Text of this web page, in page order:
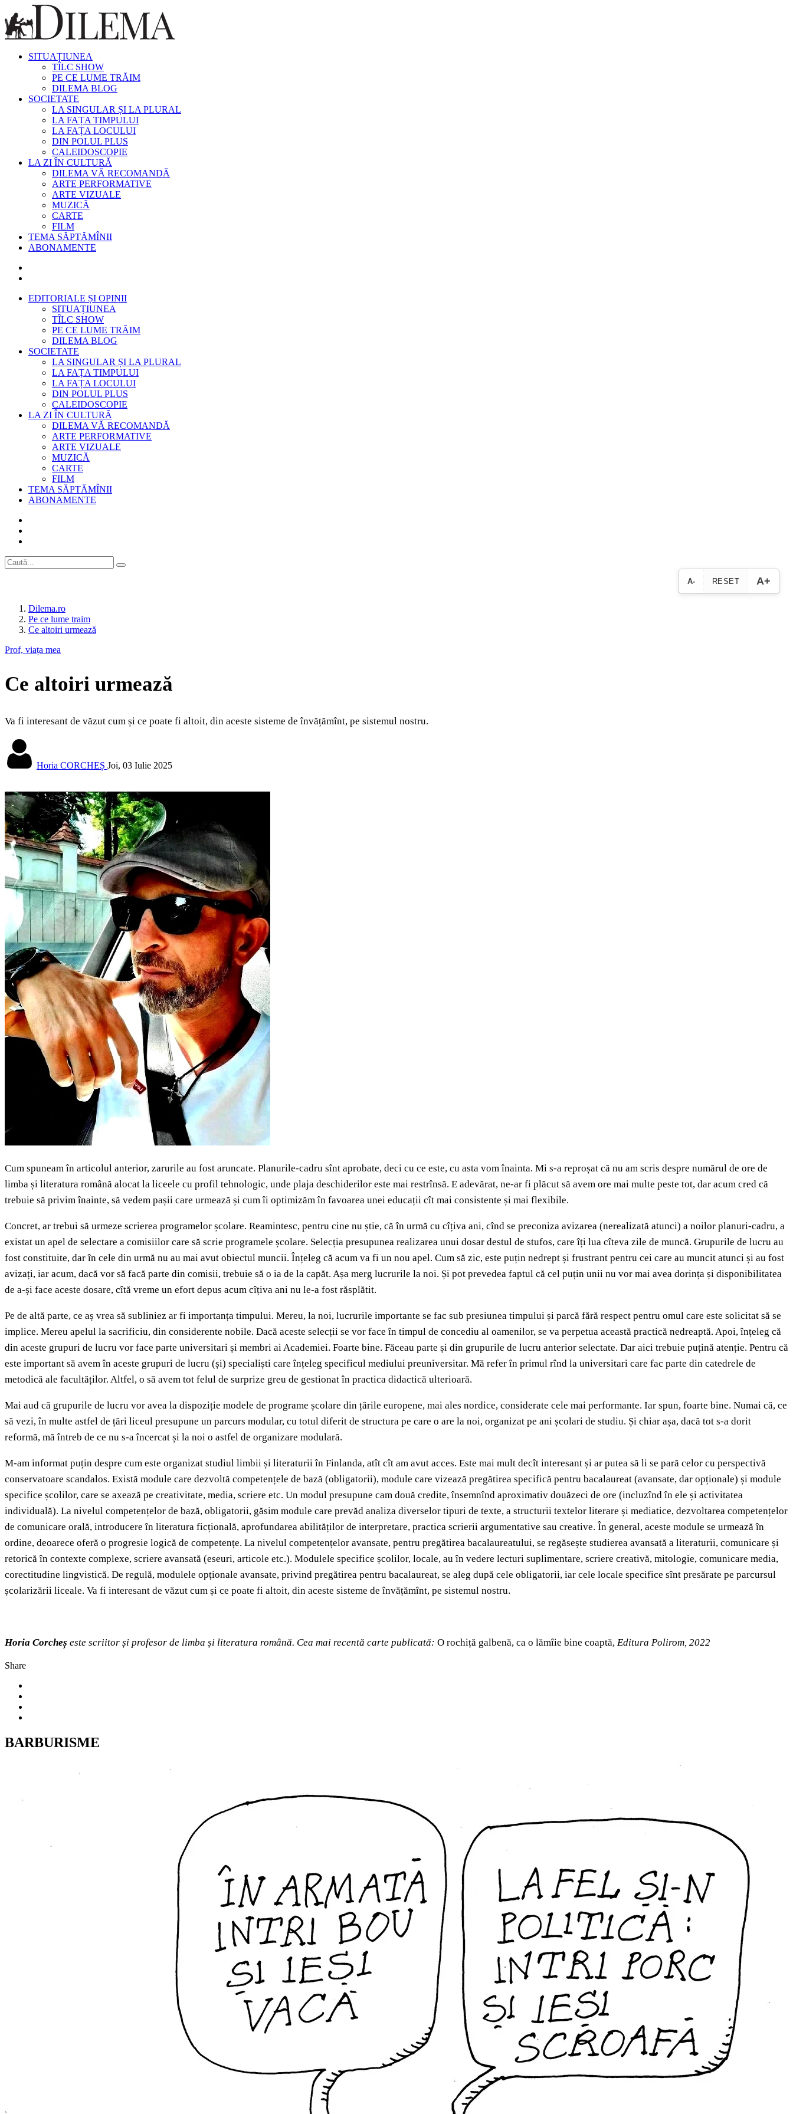
SITUAȚIUNEA
TÎLC SHOW
PE CE LUME TRĂIM
DILEMA BLOG
SOCIETATE
LA SINGULAR ȘI LA PLURAL
LA FAȚA TIMPULUI
LA FAȚA LOCULUI
DIN POLUL PLUS
CALEIDOSCOPIE
LA ZI ÎN CULTURĂ
DILEMA VĂ RECOMANDĂ
ARTE PERFORMATIVE
ARTE VIZUALE
MUZICĂ
CARTE
FILM
TEMA SĂPTĂMÎNII
ABONAMENTE
EDITORIALE ȘI OPINII
SITUAȚIUNEA
TÎLC SHOW
PE CE LUME TRĂIM
DILEMA BLOG
SOCIETATE
LA SINGULAR ȘI LA PLURAL
LA FAȚA TIMPULUI
LA FAȚA LOCULUI
DIN POLUL PLUS
CALEIDOSCOPIE
LA ZI ÎN CULTURĂ
DILEMA VĂ RECOMANDĂ
ARTE PERFORMATIVE
ARTE VIZUALE
MUZICĂ
CARTE
FILM
TEMA SĂPTĂMÎNII
ABONAMENTE
A- RESET A+
Dilema.ro
Pe ce lume traim
Ce altoiri urmează
Prof, viața mea
Ce altoiri urmează
Va fi interesant de văzut cum și ce poate fi altoit, din aceste sisteme de învățămînt, pe sistemul nostru.
Horia CORCHEȘ Joi, 03 Iulie 2025
Cum spuneam în articolul anterior, zarurile au fost aruncate. Planurile-cadru sînt aprobate, deci cu ce este, cu asta vom înainta. Mi s-a reproșat că nu am scris despre numărul de ore de
limba și literatura română alocat la liceele cu profil tehnologic, unde plaja deschiderilor este mai restrînsă. E adevărat, ne-ar fi plăcut să avem ore mai multe peste tot, dar acum cred că
trebuie să privim înainte, să vedem pașii care urmează și cum îi optimizăm în favoarea unei educații cît mai consistente și mai flexibile.
Concret, ar trebui să urmeze scrierea programelor școlare. Reamintesc, pentru cine nu știe, că în urmă cu cîțiva ani, cînd se preconiza avizarea (nerealizată atunci) a noilor planuri-cadru, a
existat un apel de selectare a comisiilor care să scrie programele școlare. Selecția presupunea realizarea unui dosar destul de stufos, care îți lua cîteva zile de muncă. Grupurile de lucru au
fost constituite, dar în cele din urmă nu au mai avut obiectul muncii. Înțeleg că acum va fi un nou apel. Cum să zic, este puțin nedrept și frustrant pentru cei care au muncit atunci și au fost
avizați, iar acum, dacă vor să facă parte din comisii, trebuie să o ia de la capăt. Așa merg lucrurile la noi. Și pot prevedea faptul că cel puțin unii nu vor mai avea dorința și disponibilitatea
de a-și face aceste dosare, cîtă vreme un efort depus acum cîțiva ani nu le-a fost răsplătit.
Pe de altă parte, ce aș vrea să subliniez ar fi importanța timpului. Mereu, la noi, lucrurile importante se fac sub presiunea timpului și parcă fără respect pentru omul care este solicitat să se
implice. Mereu apelul la sacrificiu, din considerente nobile. Dacă aceste selecții se vor face în timpul de concediu al oamenilor, se va perpetua această practică nedreaptă. Apoi, înțeleg că
din aceste grupuri de lucru vor face parte universitari și membri ai Academiei. Foarte bine. Făceau parte și din grupurile de lucru anterior selectate. Dar aici trebuie puțină atenție. Pentru că
este important să avem în aceste grupuri de lucru (și) specialiști care înțeleg specificul mediului preuniversitar. Mă refer în primul rînd la universitari care fac parte din catedrele de
metodică ale facultăților. Altfel, o să avem tot felul de surprize greu de gestionat în practica didactică ulterioară.
Mai aud că grupurile de lucru vor avea la dispoziție modele de programe școlare din țările europene, mai ales nordice, considerate cele mai performante. Iar spun, foarte bine. Numai că, ce
să vezi, în multe astfel de țări liceul presupune un parcurs modular, cu totul diferit de structura pe care o are la noi, organizat pe ani școlari de studiu. Și chiar așa, dacă tot s-a dorit
reformă, mă întreb de ce nu s-a încercat și la noi o astfel de organizare modulară.
M-am informat puțin despre cum este organizat studiul limbii și literaturii în Finlanda, atît cît am avut acces. Este mai mult decît interesant și ar putea să li se pară celor cu perspectivă
conservatoare scandalos. Există module care dezvoltă competențele de bază (obligatorii), module care vizează pregătirea specifică pentru bacalaureat (avansate, dar opționale) și module
specifice școlilor, care se axează pe creativitate, media, scriere etc. Un modul presupune cam două credite, însemnînd aproximativ douăzeci de ore (incluzînd în ele și activitatea
individuală). La nivelul competențelor de bază, obligatorii, găsim module care prevăd analiza diverselor tipuri de texte, a structurii textelor literare și mediatice, dezvoltarea competențelor
de comunicare orală, introducere în literatura ficțională, aprofundarea abilităților de interpretare, practica scrierii argumentative sau creative. În general, aceste module se urmează în
ordine, deoarece oferă o progresie logică de competențe. La nivelul competențelor avansate, pentru pregătirea bacalaureatului, se regăsește studierea avansată a literaturii, comunicare și
retorică în contexte complexe, scriere avansată (eseuri, articole etc.). Modulele specifice școlilor, locale, au în vedere lecturi suplimentare, scriere creativă, mitologie, comunicare media,
corectitudine lingvistică. De regulă, modulele opționale avansate, privind pregătirea pentru bacalaureat, se aleg după cele obligatorii, iar cele locale specifice sînt presărate pe parcursul
școlarizării liceale. Va fi interesant de văzut cum și ce poate fi altoit, din aceste sisteme de învățămînt, pe sistemul nostru.
Horia Corcheș este scriitor și profesor de limba și literatura română. Cea mai recentă carte publicată: O rochiță galbenă, ca o lămîie bine coaptă, Editura Polirom, 2022
Share
BARBURISME